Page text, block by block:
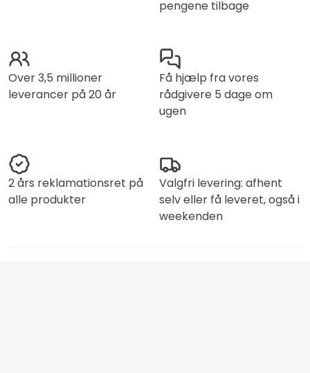
pengene tilbage
Over 3,5 millioner
leverancer på 20 år
Få hjælp fra vores
rådgivere 5 dage om
ugen
2 års reklamationsret på
alle produkter
Valgfri levering: afhent
selv eller få leveret, også i
weekenden